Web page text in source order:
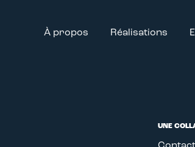
- IZHAK
À propos Réalisations
UNE